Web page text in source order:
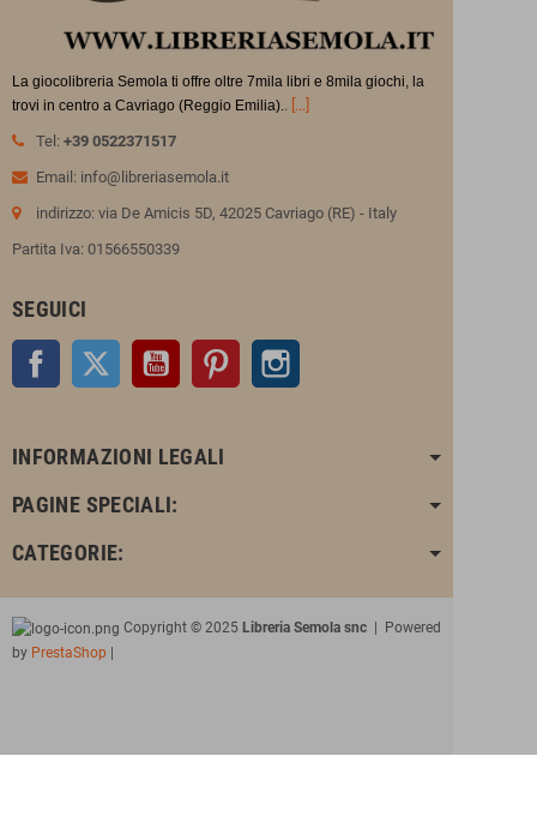
La giocolibreria Semola ti offre oltre 7mila libri e 8mila giochi, la
trovi in centro a Cavriago (Reggio Emilia).. [...]
Tel: +39 0522371517
Email: info@libreriasemola.it
indirizzo: via De Amicis 5D, 42025 Cavriago (RE) - Italy
Partita Iva: 01566550339
SEGUICI
Facebook Twitter YouTube Pinterest
INFORMAZIONI LEGALI
PAGINE SPECIALI:
CATEGORIE:
Copyright © 2025 Libreria Semola snc | Powered
by PrestaShop